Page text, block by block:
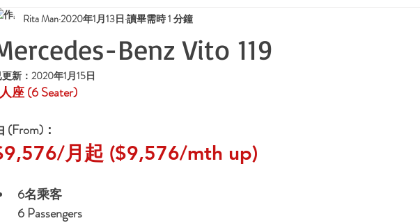
Car 混能車 Hybrid Car 客貨車 Van
Benz Vito 119
Rita Man2020年1月13日 讀畢需時 1 分鐘
新： 2020年1月15日
人座 (6 Seater)
(From)：
月起 ($9,576/mth up)
6名乘客
6 Passengers